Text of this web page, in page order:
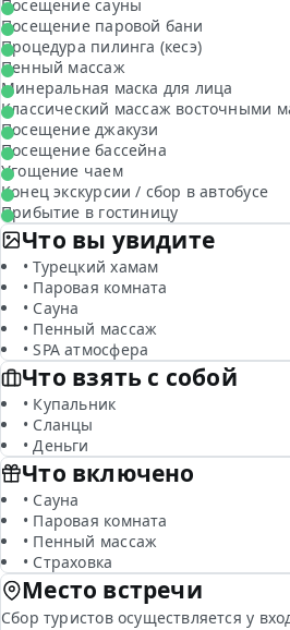
Посещение сауны
Посещение паровой бани
Процедура пилинга (кесэ)
Пенный массаж
Минеральная маска для лица
Классический массаж восточными
Посещение джакузи
Посещение бассейна
Угощение чаем
Конец экскурсии / сбор в автобусе
Прибытие в гостиницу
Что вы увидите
• Турецкий хамам
• Паровая комната
• Сауна
• Пенный массаж
• SPA атмосфера
Что взять с собой
• Купальник
• Сланцы
• Деньги
Что включено
• Сауна
• Паровая комната
• Пенный массаж
• Страховка
Место встречи
Сбор туристов осуществляется у